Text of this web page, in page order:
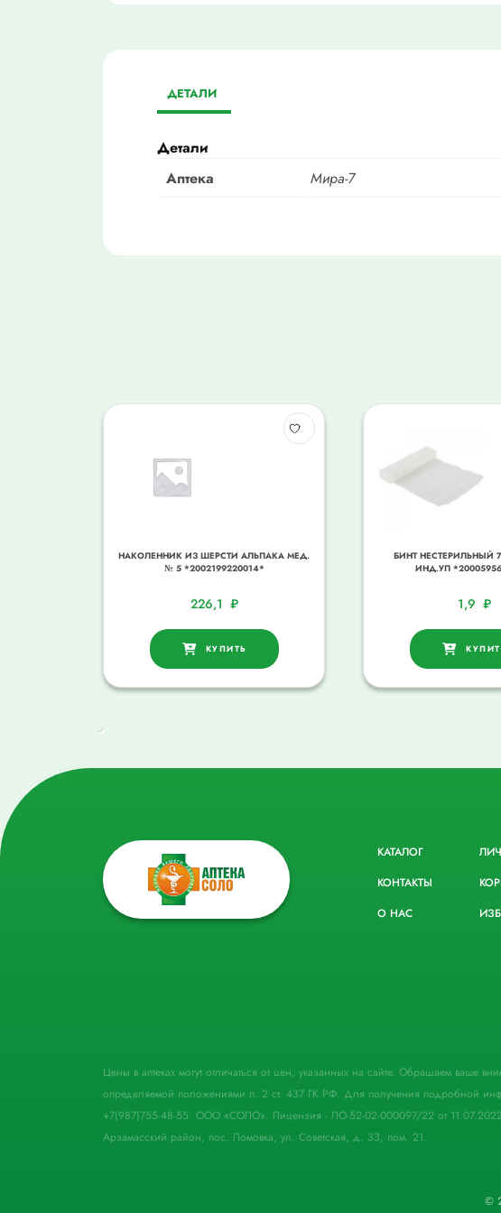
ДЕТАЛИ
Детали
Аптека
Мира-7
НАКОЛЕННИК ИЗ ШЕРСТИ АЛЬПАКА МЕД.
№ 5 *2002199220014*
226,1 ₽
КУПИТЬ
БИНТ НЕСТЕРИЛЬНЫЙ
ИНД.УП
1,9 ₽
КАТАЛОГ
КОНТАКТЫ
О НАС
Цены в аптеках могут отличаться от цен, указанных на сайте. Обращаем ваше
определяемой положениями п. 2 ст. 437 ГК РФ. Для получения подробной
+7(987)755-48-55. ООО «СОЛО». Лицензия - ЛО-52-02-000097/22 от
Арзамасский район, пос. Ломовка, ул. Советская, д. 33, пом. 21.
©